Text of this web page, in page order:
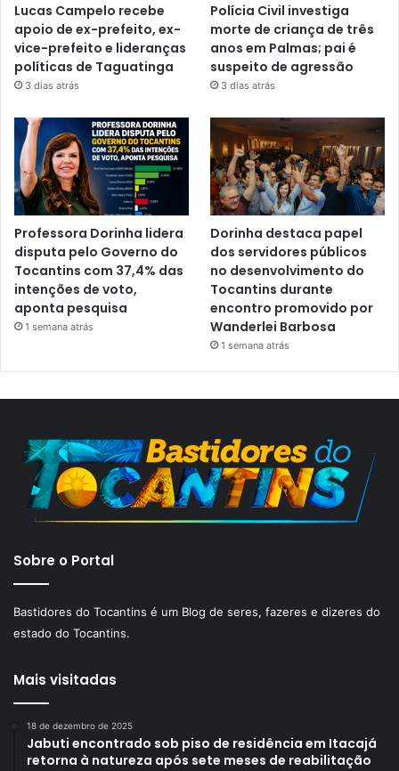
Lucas Campelo recebe
apoio de ex-prefeito, ex-
vice-prefeito e lideranças
políticas de Taguatinga
3 dias atrás
Polícia Civil investiga
morte de criança de três
anos em Palmas; pai é
suspeito de agressão
3 dias atrás
Professora Dorinha lidera
disputa pelo Governo do
Tocantins com 37,4% das
intenções de voto,
aponta pesquisa
1 semana atrás
Dorinha destaca papel
dos servidores públicos
no desenvolvimento do
Tocantins durante
encontro promovido por
Wanderlei Barbosa
1 semana atrás
Sobre o Portal
Bastidores do Tocantins é um Blog de seres, fazeres e dizeres do
estado do Tocantins.
Mais visitadas
18 de dezembro de 2025
Jabuti encontrado sob piso de residência em Itacajá
retorna à natureza após sete meses de reabilitação